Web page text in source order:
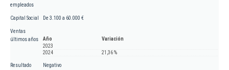
empleados
Capital Social De 3.100 a 60.000 €
Ventas
últimos años
Año
Variación
2023
2024
21,36 %
Resultado
Negativo